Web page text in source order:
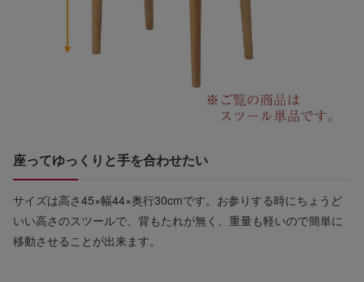
座ってゆっくりと手を合わせたい
サイズは高さ45×幅44×奥行30cmです。お参りする時にちょうど
いい高さのスツールで、背もたれが無く、重量も軽いので簡単に
移動させることが出来ます。